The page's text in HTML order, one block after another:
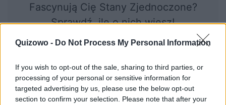
Quizowo - Do Not Process My Personal Information
If you wish to opt-out of the sale, sharing to third parties, or
processing of your personal or sensitive information for
targeted advertising by us, please use the below opt-out
section to confirm your selection. Please note that after your
Fascynują Cię Stany Zjednoczone?
Sprawdź, ile o nich wiesz!
Rozpocznij quiz